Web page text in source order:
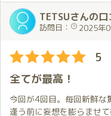
つきのさんは会った瞬間
くさん耳もとでエッチな
プルと震えるほどに興奮
子と気持ちよくなる方法
日の出会いにめちゃくち
まだまだ未熟者でいろん
会いできるときを楽しみに
TETSUさんの口
訪問日： 2025年
5
全てが最高！
今回が4回目。毎回新鮮な
逢う前に妄想を膨らませ